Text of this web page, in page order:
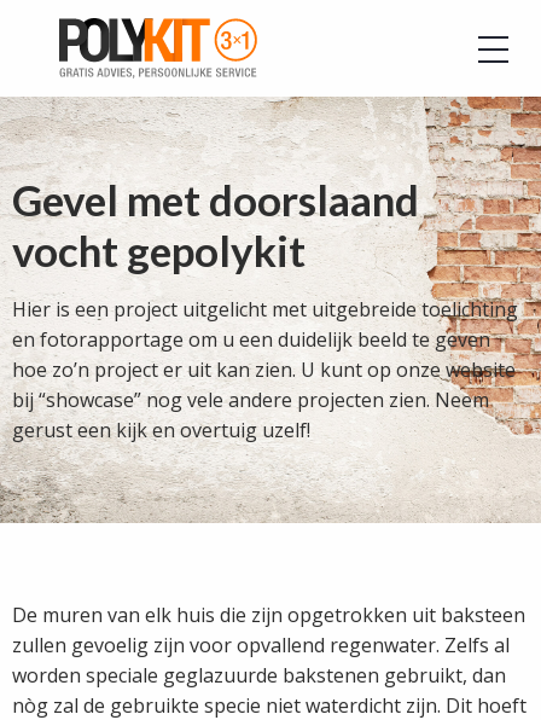
Gevel met doorslaand
vocht gepolykit
Hier is een project uitgelicht met uitgebreide toelichting
en fotorapportage om u een duidelijk beeld te geven
hoe zo’n project er uit kan zien. U kunt op onze website
bij “showcase” nog vele andere projecten zien. Neem
gerust een kijk en overtuig uzelf!
De muren van elk huis die zijn opgetrokken uit baksteen
zullen gevoelig zijn voor opvallend regenwater. Zelfs al
worden speciale geglazuurde bakstenen gebruikt, dan
nòg zal de gebruikte specie niet waterdicht zijn. Dit hoeft